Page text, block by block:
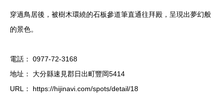
穿過鳥居後，被樹木環繞的石板參道筆直通往拜殿，呈現出夢幻般
的景色。
電話： 0977-72-3168
地址： 大分縣速見郡日出町豐岡5414
URL： https://hijinavi.com/spots/detail/18